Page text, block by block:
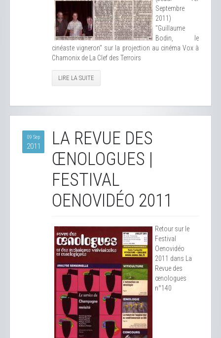
Septembre
2011)
"Guillaume
Bodin, le
cinéaste vigneron" sur la projection au cinéma Vox à
Chamonix de La Clef des Terroirs
LIRE LA SUITE
09 Sep
2011
LA REVUE DES
ŒNOLOGUES |
FESTIVAL
OENOVIDÉO 2011
Retour sur le
Festival
Oenovidéo
2011 dans La
Revue des
œnologues
n°140